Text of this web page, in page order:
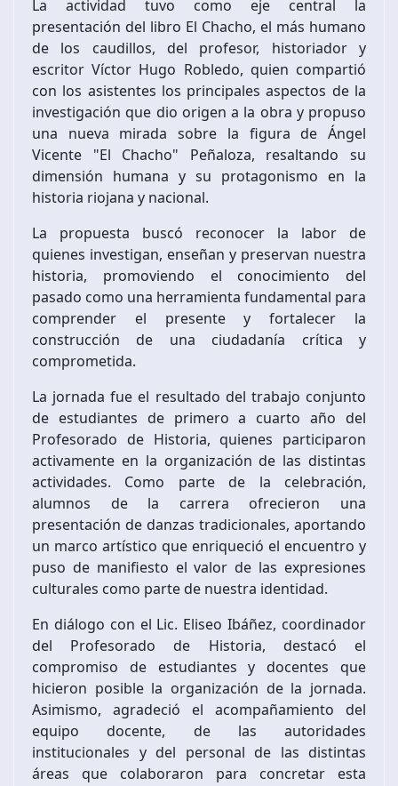
La actividad tuvo como eje central la
presentación del libro El Chacho, el más humano
de los caudillos, del profesor, historiador y
escritor Víctor Hugo Robledo, quien compartió
con los asistentes los principales aspectos de la
investigación que dio origen a la obra y propuso
una nueva mirada sobre la figura de Ángel
Vicente "El Chacho" Peñaloza, resaltando su
dimensión humana y su protagonismo en la
historia riojana y nacional.
La propuesta buscó reconocer la labor de
quienes investigan, enseñan y preservan nuestra
historia, promoviendo el conocimiento del
pasado como una herramienta fundamental para
comprender el presente y fortalecer la
construcción de una ciudadanía crítica y
comprometida.
La jornada fue el resultado del trabajo conjunto
de estudiantes de primero a cuarto año del
Profesorado de Historia, quienes participaron
activamente en la organización de las distintas
actividades. Como parte de la celebración,
alumnos de la carrera ofrecieron una
presentación de danzas tradicionales, aportando
un marco artístico que enriqueció el encuentro y
puso de manifiesto el valor de las expresiones
culturales como parte de nuestra identidad.
En diálogo con el Lic. Eliseo Ibáñez, coordinador
del Profesorado de Historia, destacó el
compromiso de estudiantes y docentes que
hicieron posible la organización de la jornada.
Asimismo, agradeció el acompañamiento del
equipo docente, de las autoridades
institucionales y del personal de las distintas
áreas que colaboraron para concretar esta